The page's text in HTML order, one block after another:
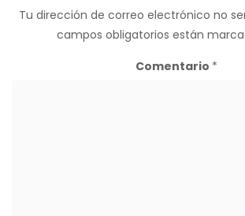
Tu dirección de correo electrónico no
campos obligatorios están
Comentario *